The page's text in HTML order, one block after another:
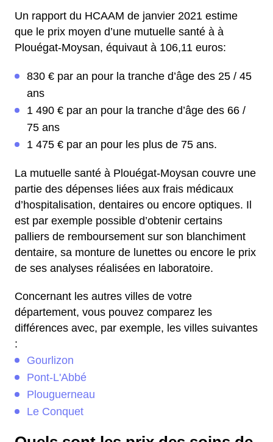
Un rapport du HCAAM de janvier 2021 estime
que le prix moyen d’une mutuelle santé à à
Plouégat-Moysan, équivaut à 106,11 euros:
830 € par an pour la tranche d’âge des 25 / 45
ans
1 490 € par an pour la tranche d’âge des 66 /
75 ans
1 475 € par an pour les plus de 75 ans.
La mutuelle santé à Plouégat-Moysan couvre une
partie des dépenses liées aux frais médicaux
d’hospitalisation, dentaires ou encore optiques. Il
est par exemple possible d’obtenir certains
palliers de remboursement sur son blanchiment
dentaire, sa monture de lunettes ou encore le prix
de ses analyses réalisées en laboratoire.
Concernant les autres villes de votre
département, vous pouvez comparez les
différences avec, par exemple, les villes suivantes
:
Gourlizon
Pont-L'Abbé
Plouguerneau
Le Conquet